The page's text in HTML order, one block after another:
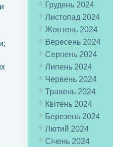
Грудень 2024
Листопад 2024
Жовтень 2024
Вересень 2024
Серпень 2024
Липень 2024
Червень 2024
Травень 2024
Квітень 2024
Березень 2024
Лютий 2024
Січень 2024